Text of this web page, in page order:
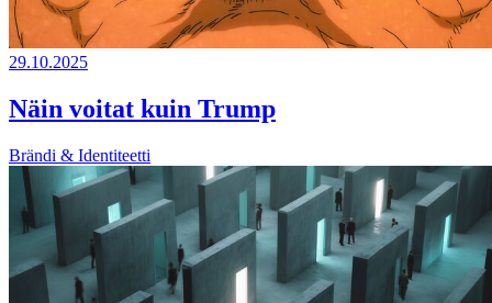
29.10.2025
Näin voitat kuin Trump
Brändi & Identiteetti